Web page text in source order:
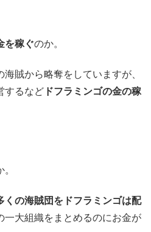
を稼ぐのか。
賊から略奪をしていますが、
するなど ドフラミンゴの金の稼
くの海賊団をドフラミンゴは配
一大組織をまとめるのにお金が